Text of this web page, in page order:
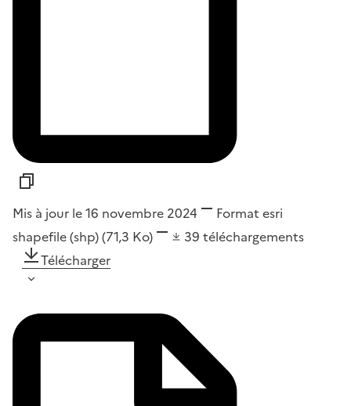
Mis à jour le 16 novembre 2024 Format esri
shapefile (shp)(71,3 Ko) 39 téléchargements
Télécharger